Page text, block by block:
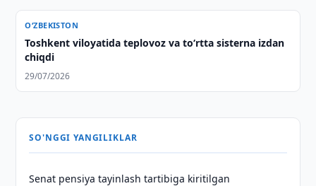
O‘ZBEKISTON
Toshkent viloyatida teplovoz va to‘rtta sisterna izdan
chiqdi
29/07/2026
SO'NGGI YANGILIKLAR
Senat pensiya tayinlash tartibiga kiritilgan